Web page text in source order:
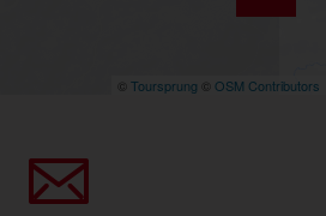
© Toursprung © OSM Contributors